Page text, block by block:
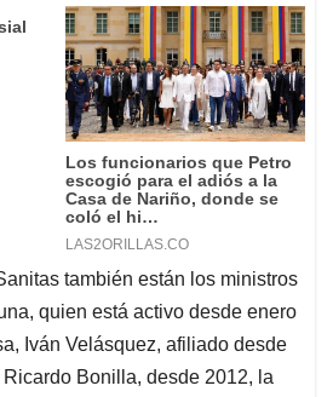
también están los ministros
quien está activo desde enero
Iván Velásquez, afiliado desde
Bonilla, desde 2012, la